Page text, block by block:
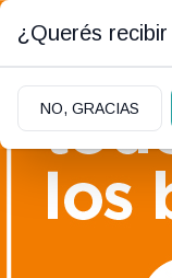
¿Querés
NO, GRACIAS